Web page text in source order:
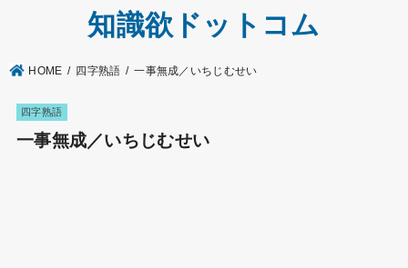
知識欲ドットコム
HOME 四字熟語 一事無成／いちじむせい
四字熟語
一事無成／いちじむせい